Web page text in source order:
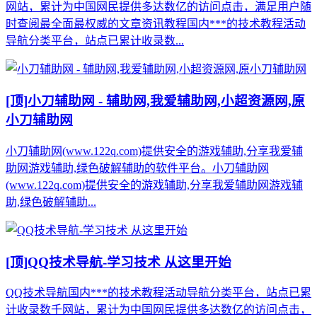
网站，累计为中国网民提供多达数亿的访问点击，满足用户随
时查阅最全面最权威的文章资讯教程国内***的技术教程活动
导航分类平台，站点已累计收录数...
[顶]小刀辅助网 - 辅助网,我爱辅助网,小超资源网,原
小刀辅助网
小刀辅助网(www.122q.com)提供安全的游戏辅助,分享我爱辅
助网游戏辅助,绿色破解辅助的软件平台。小刀辅助网
(www.122q.com)提供安全的游戏辅助,分享我爱辅助网游戏辅
助,绿色破解辅助...
[顶]QQ技术导航-学习技术 从这里开始
QQ技术导航国内***的技术教程活动导航分类平台，站点已累
计收录数千网站，累计为中国网民提供多达数亿的访问点击，